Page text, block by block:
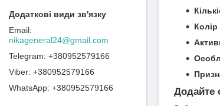
Додайте
nikageneral24@gmail.com
+380952579166
+380952579166
+380952579166